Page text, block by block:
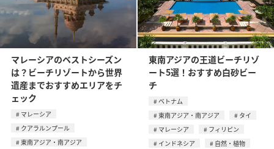
マレーシアのベストシーズン
は？ビーチリゾートから世界
遺産までおすすめエリアをチ
ェック
マレーシア
クアラルンプール
東南アジア・南アジア
東南アジアの王道ビーチリゾ
ート5選！おすすめ白砂ビー
チ
ベトナム
東南アジア・南アジア
タイ
マレーシア
フィリピン
インドネシア
自然・植物